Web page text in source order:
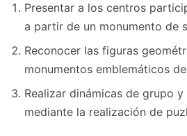
Presentar a los centros
a partir de un monumento de
Reconocer las figuras
monumentos emblemáticos
Realizar dinámicas de grupo
mediante la realización de